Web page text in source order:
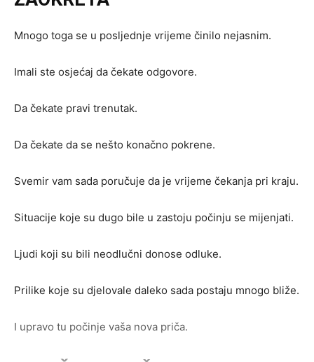
Mnogo toga se u posljednje vrijeme činilo nejasnim.
Imali ste osjećaj da čekate odgovore.
Da čekate pravi trenutak.
Da čekate da se nešto konačno pokrene.
Svemir vam sada poručuje da je vrijeme čekanja pri kraju.
Situacije koje su dugo bile u zastoju počinju se mijenjati.
Ljudi koji su bili neodlučni donose odluke.
Prilike koje su djelovale daleko sada postaju mnogo bliže.
I upravo tu počinje vaša nova priča.